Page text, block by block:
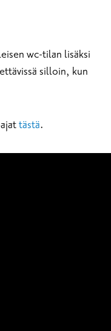
wc-tilan lisäksi
silloin, kun
tästä.